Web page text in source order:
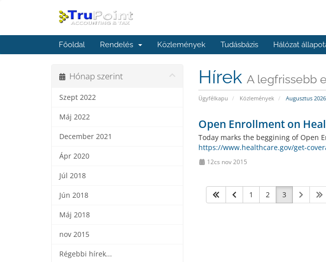
Főoldal Rendelés Közlemények Tudásbázis Hálózat
Hírek A legfrissebb
Ügyfélkapu Közlemények Augusztus 2026
Hónap szerint
Szept 2022
Máj 2022
December 2021
Ápr 2020
Júl 2018
Jún 2018
Máj 2018
nov 2015
Régebbi hírek...
Open Enrollment on
Today marks the beggining of Open
https://www.healthcare.gov/get-
12cs nov 2015
1 2 3